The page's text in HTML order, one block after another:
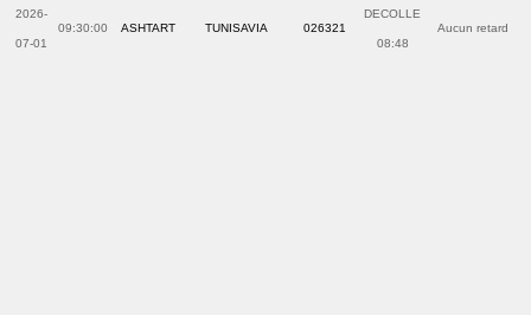
2026-
07-01
09:30:00 ASHTART TUNISAVIA 026321
DECOLLE
08:48
Aucun retard